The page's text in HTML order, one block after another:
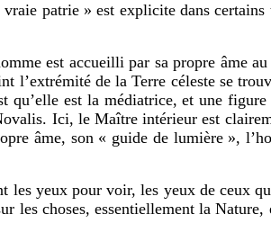
patrie » est explicite dans certains
est accueilli par sa propre âme au
l’extrémité de la Terre céleste se
qu’elle est la médiatrice, et une
Ici, le Maître intérieur est
âme, son « guide de lumière »,
les yeux pour voir, les yeux de ceux
les choses, essentiellement la